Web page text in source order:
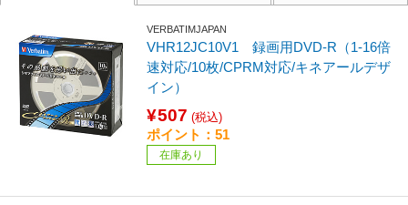
VERBATIMJAPAN
VHR12JC10V1 録画用DVD-R（1-16倍
速対応/10枚/CPRM対応/キネアールデザ
イン）
¥507 (税込)
ポイント：51
在庫あり